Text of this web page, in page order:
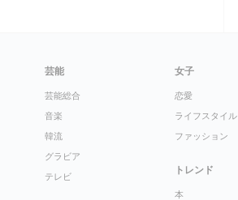
芸能
芸能総合
音楽
韓流
グラビア
テレビ
女子
恋愛
ライフスタイル
ファッション
トレンド
本